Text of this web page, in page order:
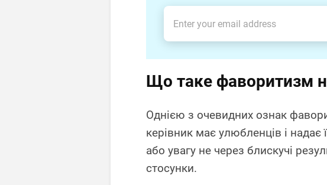
Що таке фаворитизм
Однією з очевидних ознак
керівник має улюбленців і
або увагу не через блискучі
стосунки.